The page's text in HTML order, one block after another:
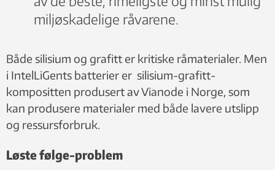
miljøskadelige råvarene.
Både silisium og grafitt er kritiske råmaterialer. Men
i IntelLiGents batterier er silisium-grafitt-
kompositten produsert av Vianode i Norge, som
kan produsere materialer med både lavere utslipp
og ressursforbruk.
Løste følge-problem